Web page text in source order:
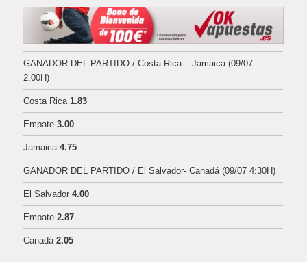
GANADOR DEL PARTIDO / Costa Rica – Jamaica (09/07
2.00H)
Costa Rica1.83
Empate3.00
Jamaica4.75
GANADOR DEL PARTIDO / El Salvador- Canadá (09/07 4:30H)
El Salvador 4.00
Empate2.87
Canadá2.05